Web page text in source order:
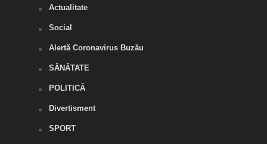
Actualitate
Social
Alertă Coronavirus Buzău
SĂNĂTATE
POLITICĂ
Divertisment
SPORT